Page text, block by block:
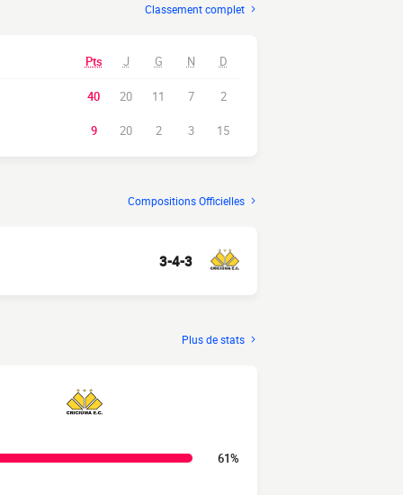
Classement complet
Pts J G N D
40 20 11 7 2
9 20 2 3 15
Compositions Officielles
3-4-3
Plus de stats
61%